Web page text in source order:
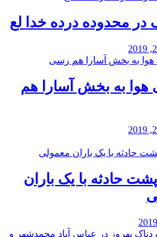
در محدوده درده خدا لع
هوا به بخش آسارا هم
حادثه با یک باران